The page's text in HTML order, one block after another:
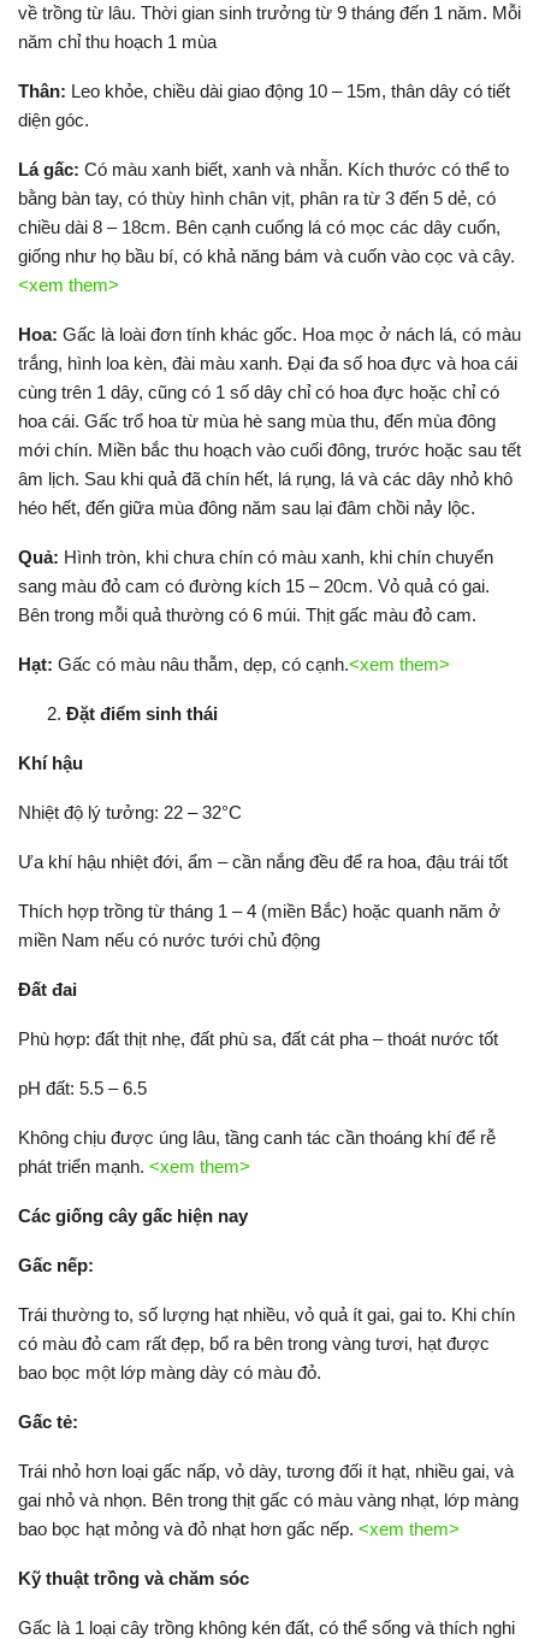
về trồng từ lâu. Thời gian sinh trưởng từ 9 tháng đến 1 năm. Mỗi
năm chỉ thu hoạch 1 mùa
Thân: Leo khỏe, chiều dài giao động 10 – 15m, thân dây có tiết
diện góc.
Lá gấc: Có màu xanh biết, xanh và nhẵn. Kích thước có thể to
bằng bàn tay, có thùy hình chân vịt, phân ra từ 3 đến 5 dẻ, có
chiều dài 8 – 18cm. Bên cạnh cuống lá có mọc các dây cuốn,
giống như họ bầu bí, có khả năng bám và cuốn vào cọc và cây.
<xem them>
Hoa: Gấc là loài đơn tính khác gốc. Hoa mọc ở nách lá, có màu
trắng, hình loa kèn, đài màu xanh. Đại đa số hoa đực và hoa cái
cùng trên 1 dây, cũng có 1 số dây chỉ có hoa đực hoặc chỉ có
hoa cái. Gấc trổ hoa từ mùa hè sang mùa thu, đến mùa đông
mới chín. Miền bắc thu hoạch vào cuối đông, trước hoặc sau tết
âm lịch. Sau khi quả đã chín hết, lá rụng, lá và các dây nhỏ khô
héo hết, đến giữa mùa đông năm sau lại đâm chồi nảy lộc.
Quả: Hình tròn, khi chưa chín có màu xanh, khi chín chuyển
sang màu đỏ cam có đường kích 15 – 20cm. Vỏ quả có gai.
Bên trong mỗi quả thường có 6 múi. Thịt gấc màu đỏ cam.
Hạt: Gấc có màu nâu thẫm, dẹp, có cạnh.<xem them>
Đặt điểm sinh thái
Khí hậu
Nhiệt độ lý tưởng: 22 – 32°C
Ưa khí hậu nhiệt đới, ẩm – cần nắng đều để ra hoa, đậu trái tốt
Thích hợp trồng từ tháng 1 – 4 (miền Bắc) hoặc quanh năm ở
miền Nam nếu có nước tưới chủ động
Đất đai
Phù hợp: đất thịt nhẹ, đất phù sa, đất cát pha – thoát nước tốt
pH đất: 5.5 – 6.5
Không chịu được úng lâu, tầng canh tác cần thoáng khí để rễ
phát triển mạnh. <xem them>
Các giống cây gấc hiện nay
Gấc nếp:
Trái thường to, số lượng hạt nhiều, vỏ quả ít gai, gai to. Khi chín
có màu đỏ cam rất đẹp, bổ ra bên trong vàng tươi, hạt được
bao bọc một lớp màng dày có màu đỏ.
Gấc tẻ:
Trái nhỏ hơn loại gấc nấp, vỏ dày, tương đối ít hạt, nhiều gai, và
gai nhỏ và nhọn. Bên trong thịt gấc có màu vàng nhạt, lớp màng
bao bọc hạt mỏng và đỏ nhạt hơn gấc nếp. <xem them>
Kỹ thuật trồng và chăm sóc
Gấc là 1 loại cây trồng không kén đất, có thể sống và thích nghi